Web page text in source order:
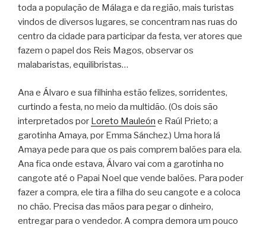
toda a população de Málaga e da região, mais turistas
vindos de diversos lugares, se concentram nas ruas do
centro da cidade para participar da festa, ver atores que
fazem o papel dos Reis Magos, observar os
malabaristas, equilibristas…
Ana e Álvaro e sua filhinha estão felizes, sorridentes,
curtindo a festa, no meio da multidão. (Os dois são
interpretados por Loreto Mauleón e Raúl Prieto; a
garotinha Amaya, por Emma Sánchez.) Uma hora lá
Amaya pede para que os pais comprem balões para ela.
Ana fica onde estava, Álvaro vai com a garotinha no
cangote até o Papai Noel que vende balões. Para poder
fazer a compra, ele tira a filha do seu cangote e a coloca
no chão. Precisa das mãos para pegar o dinheiro,
entregar para o vendedor. A compra demora um pouco